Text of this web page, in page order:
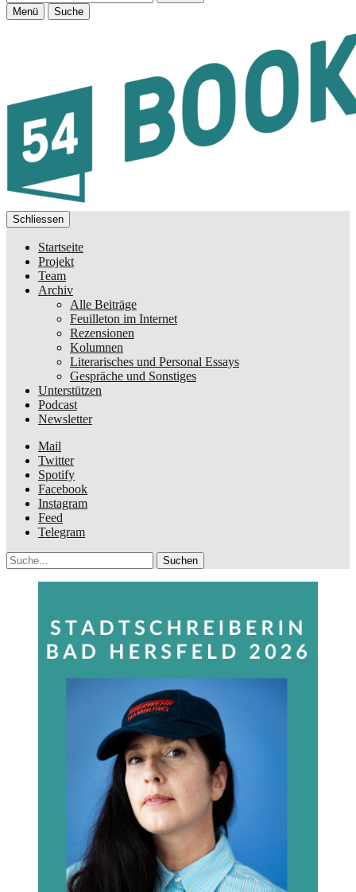
Menü Suche
Schliessen
Startseite
Projekt
Team
Archiv
Alle Beiträge
Feuilleton im Internet
Rezensionen
Kolumnen
Literarisches und Personal Essays
Gespräche und Sonstiges
Unterstützen
Podcast
Newsletter
Mail
Twitter
Spotify
Facebook
Instagram
Feed
Telegram
Suche